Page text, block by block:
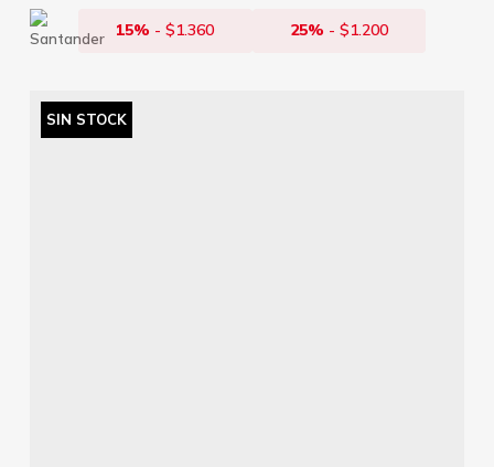
15% -$1.360 25% - $1.200
SIN STOCK